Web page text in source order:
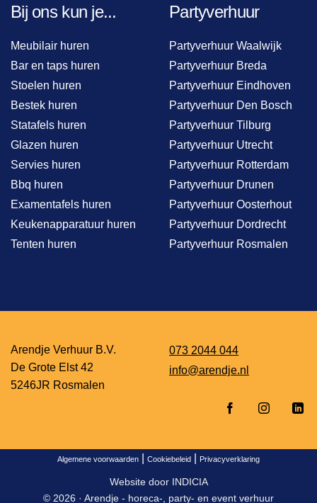
Bij ons kun je...
Meubilair huren
Bar en taps huren
Stoelen huren
Bestek huren
Statafels huren
Glazen huren
Servies huren
Bbq huren
Examentafels huren
Keukenapparatuur huren
Tenten huren
Partyverhuur
Partyverhuur Waalwijk
Partyverhuur Breda
Partyverhuur Eindhoven
Partyverhuur Den Bosch
Partyverhuur Tilburg
Partyverhuur Utrecht
Partyverhuur Rotterdam
Partyverhuur Drunen
Partyverhuur Oosterhout
Partyverhuur Dordrecht
Partyverhuur Rosmalen
Arendje Verhuur B.V.
De Grote Elst 42
5246JR Rosmalen
073 2044 044
info@arendje.nl
Algemene voorwaarden Cookiebeleid Privacyverklaring
Website door INDICIA
© 2026 · Arendje - horeca-, party- en event verhuur